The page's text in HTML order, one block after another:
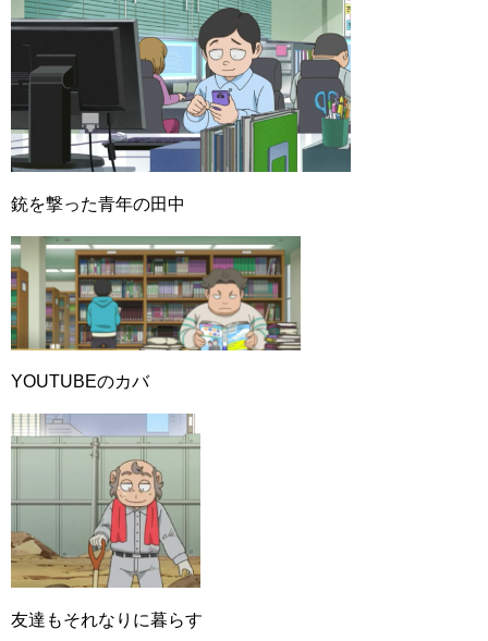
銃を撃った青年の田中
YOUTUBEのカバ
友達もそれなりに暮らす